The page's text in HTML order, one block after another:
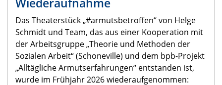
Das Theaterstück „#armutsbetroffen“ von Helge
Schmidt und Team, das aus einer Kooperation mit
der Arbeitsgruppe „Theorie und Methoden der
Sozialen Arbeit“ (Schoneville) und dem bpb-Projekt
„Alltägliche Armutserfahrungen“ entstanden ist,
wurde im Frühjahr 2026 wiederaufgenommen: